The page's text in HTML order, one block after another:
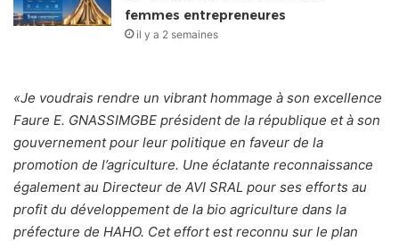
femmes entrepreneures
il y a 2 semaines
«Je voudrais rendre un vibrant hommage à son excellence
Faure E. GNASSIMGBE président de la république et à son
gouvernement pour leur politique en faveur de la
promotion de l’agriculture. Une éclatante reconnaissance
également au Directeur de AVI SRAL pour ses efforts au
profit du développement de la bio agriculture dans la
préfecture de HAHO. Cet effort est reconnu sur le plan